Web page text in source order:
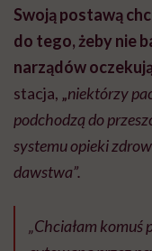
Swoją postawą
do tego, żeby nie
narządów
stacja, „niektórzy
podchodzą do
systemu opieki
dawstwa”.
„Chciałam komuś